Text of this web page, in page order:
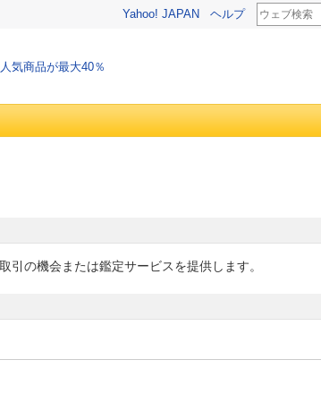
Yahoo! JAPAN ヘルプ
気商品が最大40％
の機会または鑑定サービスを提供します。